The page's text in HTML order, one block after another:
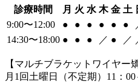
診療時間 月 火 水 木 金 土
9:00〜12:00
● ● ● ● ● ●
14:30〜18:00 ● ● ● ／ ● ／
【マルチブラケットワイヤー
月1回土曜日（不定期）11：00